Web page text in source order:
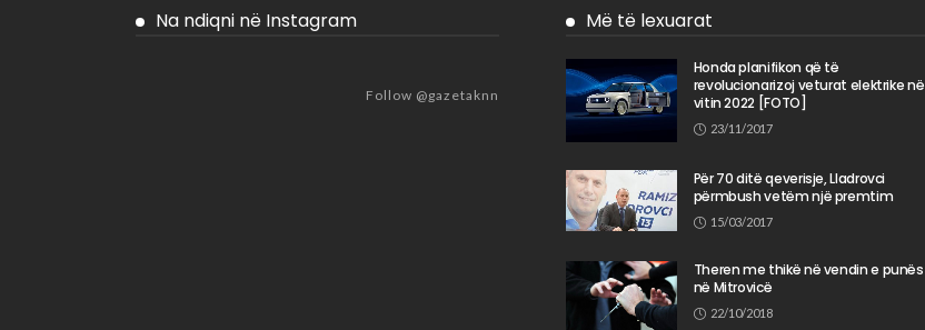
Na ndiqni në Instagram
Follow @gazetaknn
Më të lexuarat
Honda planifikon që të
revolucionarizoj veturat elektrike në
vitin 2022 [FOTO]
23/11/2017
Për 70 ditë qeverisje, Lladrovci
përmbush vetëm një premtim
15/03/2017
Theren me thikë në vendin e punës
në Mitrovicë
22/10/2018